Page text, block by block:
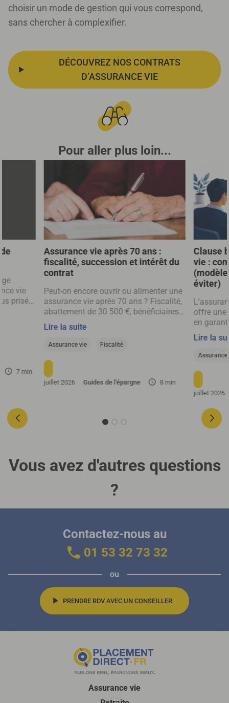
choisir un mode de gestion qui vous correspond,
sans chercher à complexifier.
DÉCOUVREZ NOS CONTRATS
D’ASSURANCE VIE
Pour aller plus loin...
vie
prisée
7 min
Assurance vie après 70 ans :
fiscalité, succession et intérêt du
contrat
Peut-on encore ouvrir ou alimenter une
assurance vie après 70 ans ? Fiscalité,
abattement de 30 500 €, bénéficiaires,
avantages et limites à connaître.
Lire la suite
Assurance vie Fiscalité
juillet 2026 Guides de l’épargne 8 min
Clause
vie :
éviter)
offre une
en
capital.
les
les
volontés
vos
Lire la
Assurance
juillet 2026
Vous avez d'autres questions
?
Contactez-nous au
01 53 32 73 32
ou
PRENDRE RDV AVEC UN CONSEILLER
Assurance vie